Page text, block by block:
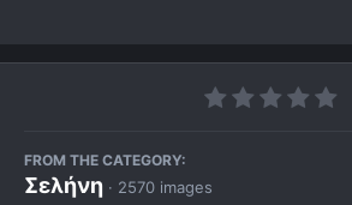
FROM THE CATEGORY:
Σελήνη · 2570 images